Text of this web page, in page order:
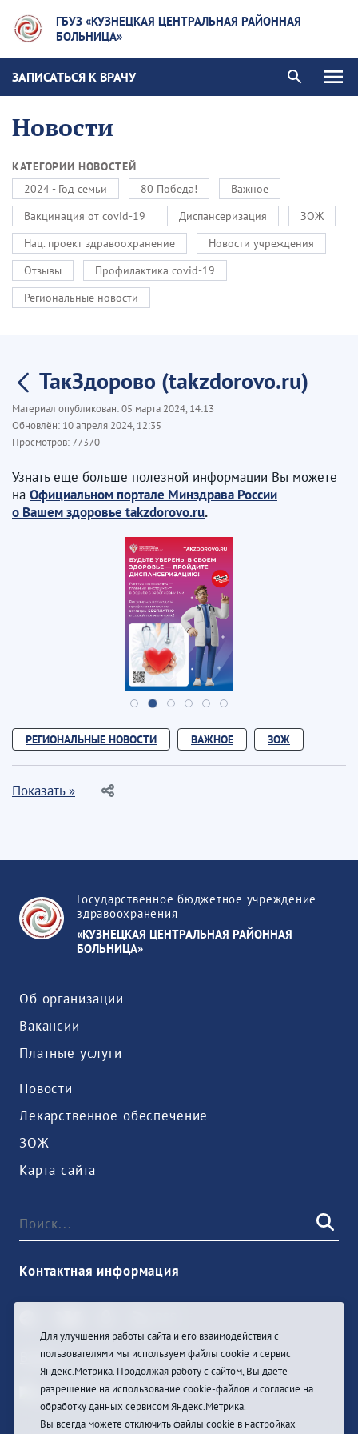
ГБУЗ «КУЗНЕЦКАЯ ЦЕНТРАЛЬНАЯ РАЙОННАЯ
БОЛЬНИЦА»
ЗАПИСАТЬСЯ К ВРАЧУ
Новости
КАТЕГОРИИ НОВОСТЕЙ
2024 - Год семьи
80 Победа!
Важное
Вакцинация от covid-19
Диспансеризация
ЗОЖ
Нац. проект здравоохранение
Новости учреждения
Отзывы
Профилактика covid-19
Региональные новости
ТакЗдорово (takzdorovo.ru)
Материал опубликован:05 марта 2024, 14:13
Обновлён: 10 апреля 2024, 12:35
Просмотров:77370
Узнать еще больше полезной информации Вы можете
на Официальном портале Минздрава России
о Вашем здоровье takzdorovo.ru.
РЕГИОНАЛЬНЫЕ НОВОСТИ ВАЖНОЕ ЗОЖ
Показать »
Государственное бюджетное учреждение
здравоохранения
«КУЗНЕЦКАЯ ЦЕНТРАЛЬНАЯ РАЙОННАЯ
БОЛЬНИЦА»
Об организации
Вакансии
Платные услуги
Новости
Лекарственное обеспечение
ЗОЖ
Карта сайта
Контактная информация
Войти
Для улучшения работы сайта и его взаимодействия с
пользователями мы используем файлы cookie и сервис
Яндекс.Метрика. Продолжая работу с сайтом, Вы даете
разрешение на использование cookie-файлов и согласие на
обработку данных сервисом Яндекс.Метрика.
Вы всегда можете отключить файлы cookie в настройках